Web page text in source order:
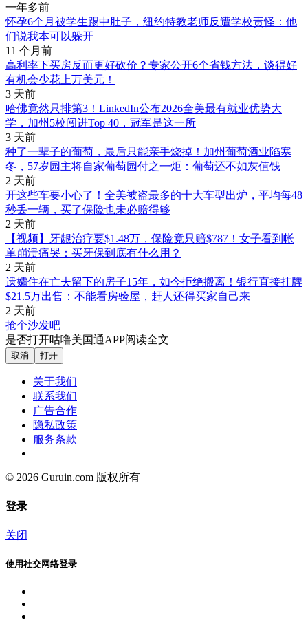
一年多前
怀孕6个月被学生踢中肚子，纽约特教老师反遭学校责怪：他
们说我本可以躲开
11 个月前
高利率下买房反而更好砍价？专家公开6个省钱方法，谈得好
有机会少花上万美元！
3 天前
哈佛竟然只排第3！LinkedIn公布2026全美最有就业优势大
学，加州5校闯进Top 40，冠军是这一所
3 天前
种了一辈子的葡萄，最后只能亲手烧掉！加州葡萄酒业陷寒
冬，57岁园主将自家葡萄园付之一炬：葡萄还不如灰值钱
2 天前
开这些车要小心了！全美被盗最多的十大车型出炉，平均每48
秒丢一辆，买了保险也未必赔得够
2 天前
【视频】牙龈治疗要$1.48万，保险竟只赔$787！女子看到帐
单崩溃痛哭：买牙保到底有什么用？
2 天前
遗孀住在亡夫留下的房子15年，如今拒绝搬离！银行直接挂牌
$21.5万出售：不能看房验屋，赶人还得买家自己来
2 天前
抢个沙发吧
是否打开咕噜美国通APP阅读全文
取消 打开
关于我们
联系我们
广告合作
隐私政策
服务条款
© 2026 Guruin.com 版权所有
登录
关闭
使用社交网络登录